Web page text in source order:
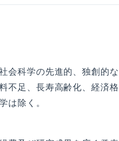
会科学の先進的、独創的
不足、長寿高齢化、経済
は除く。